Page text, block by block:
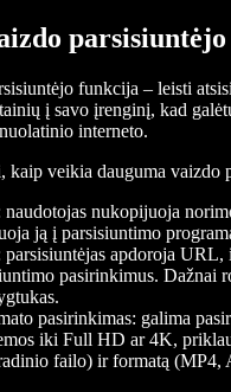
funkcija – leisti
į savo įrenginį, kad
interneto.
kaip veikia dauguma vaizdo
naudotojas nukopijuoja
ją į parsisiuntimo
parsisiuntėjas apdoroja URL,
pasirinkimus. Dažnai
pasirinkimas: galima
iki Full HD ar 4K,
failo) ir formatą